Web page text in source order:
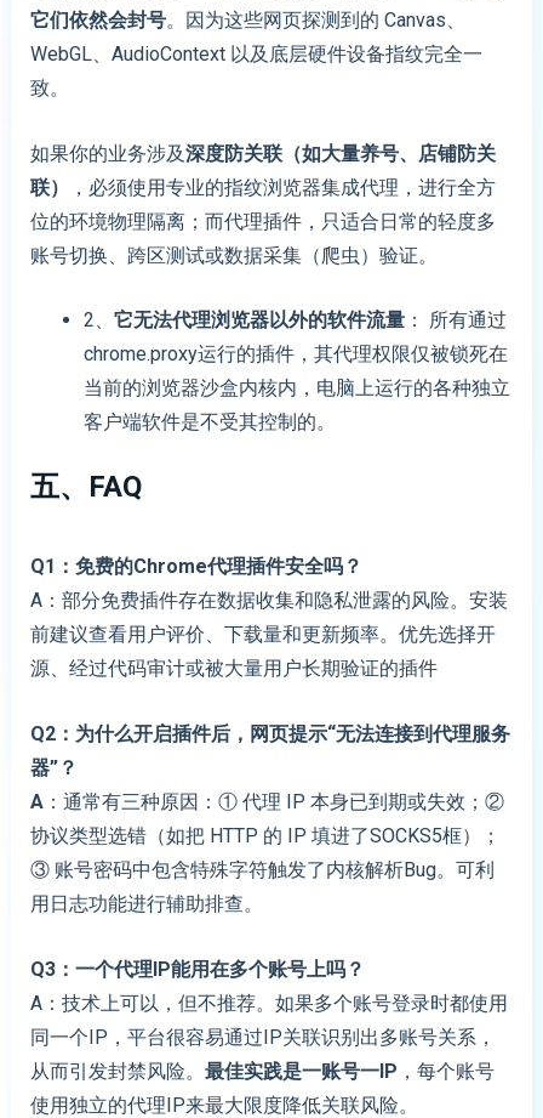
它们依然会封号。因为这些网页探测到的 Canvas、
WebGL、AudioContext 以及底层硬件设备指纹完全一
致。
如果你的业务涉及深度防关联（如大量养号、店铺防关
联）
，必须使用专业的指纹浏览器集成代理，进行全方
位的环境物理隔离；而代理插件，只适合日常的轻度多
账号切换、跨区测试或数据采集（爬虫）验证。
2、 它无法代理浏览器以外的软件流量： 所有通过
chrome.proxy运行的插件，其代理权限仅被锁死在
当前的浏览器沙盒内核内，电脑上运行的各种独立
客户端软件是不受其控制的。
五、FAQ
Q1：免费的Chrome代理插件安全吗？
A：部分免费插件存在数据收集和隐私泄露的风险。安装
前建议查看用户评价、下载量和更新频率。优先选择开
源、经过代码审计或被大量用户长期验证的插件
Q2：为什么开启插件后，网页提示“无法连接到代理服务
器”？
A：通常有三种原因：① 代理 IP 本身已到期或失效；②
协议类型选错（如把 HTTP 的 IP 填进了SOCKS5框）；
③ 账号密码中包含特殊字符触发了内核解析Bug。可利
用日志功能进行辅助排查。
Q3：一个代理IP能用在多个账号上吗？
A：技术上可以，但不推荐。如果多个账号登录时都使用
同一个IP，平台很容易通过IP关联识别出多账号关系，
从而引发封禁风险。 最佳实践是一账号一IP ，每个账号
使用独立的代理IP来最大限度降低关联风险。